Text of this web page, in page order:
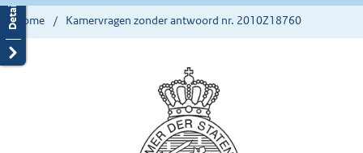
Home Kamervragen zonder antwoord nr. 2010Z18760